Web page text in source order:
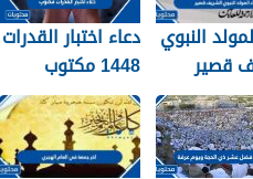
النبوي
قصير
دعاء اختبار القدرات
1448 مكتوب